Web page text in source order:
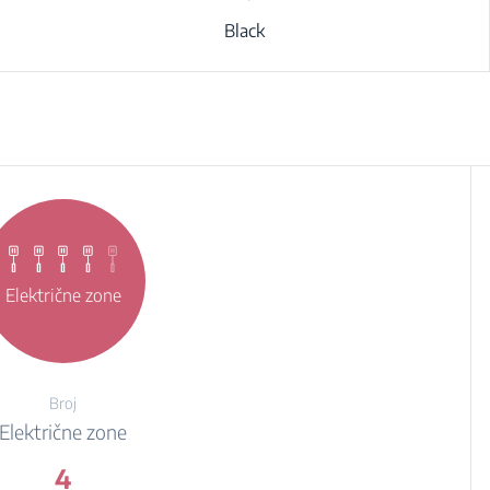
Black
Električne zone
Broj
Električne zone
4